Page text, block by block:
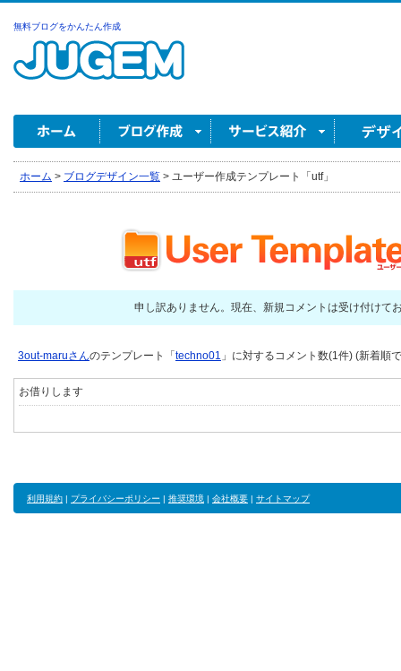
無料ブログをかんたん作成
ホーム > ブログデザイン一覧 > ユーザー作成テンプレート「utf」
申し訳ありません。現在、新規コメントは受け付けて
3out-maruさんのテンプレート「 techno01 」に対するコメント数(1件) (新着順
お借りします
利用規約 | プライバシーポリシー | 推奨環境 | 会社概要 | サイトマップ